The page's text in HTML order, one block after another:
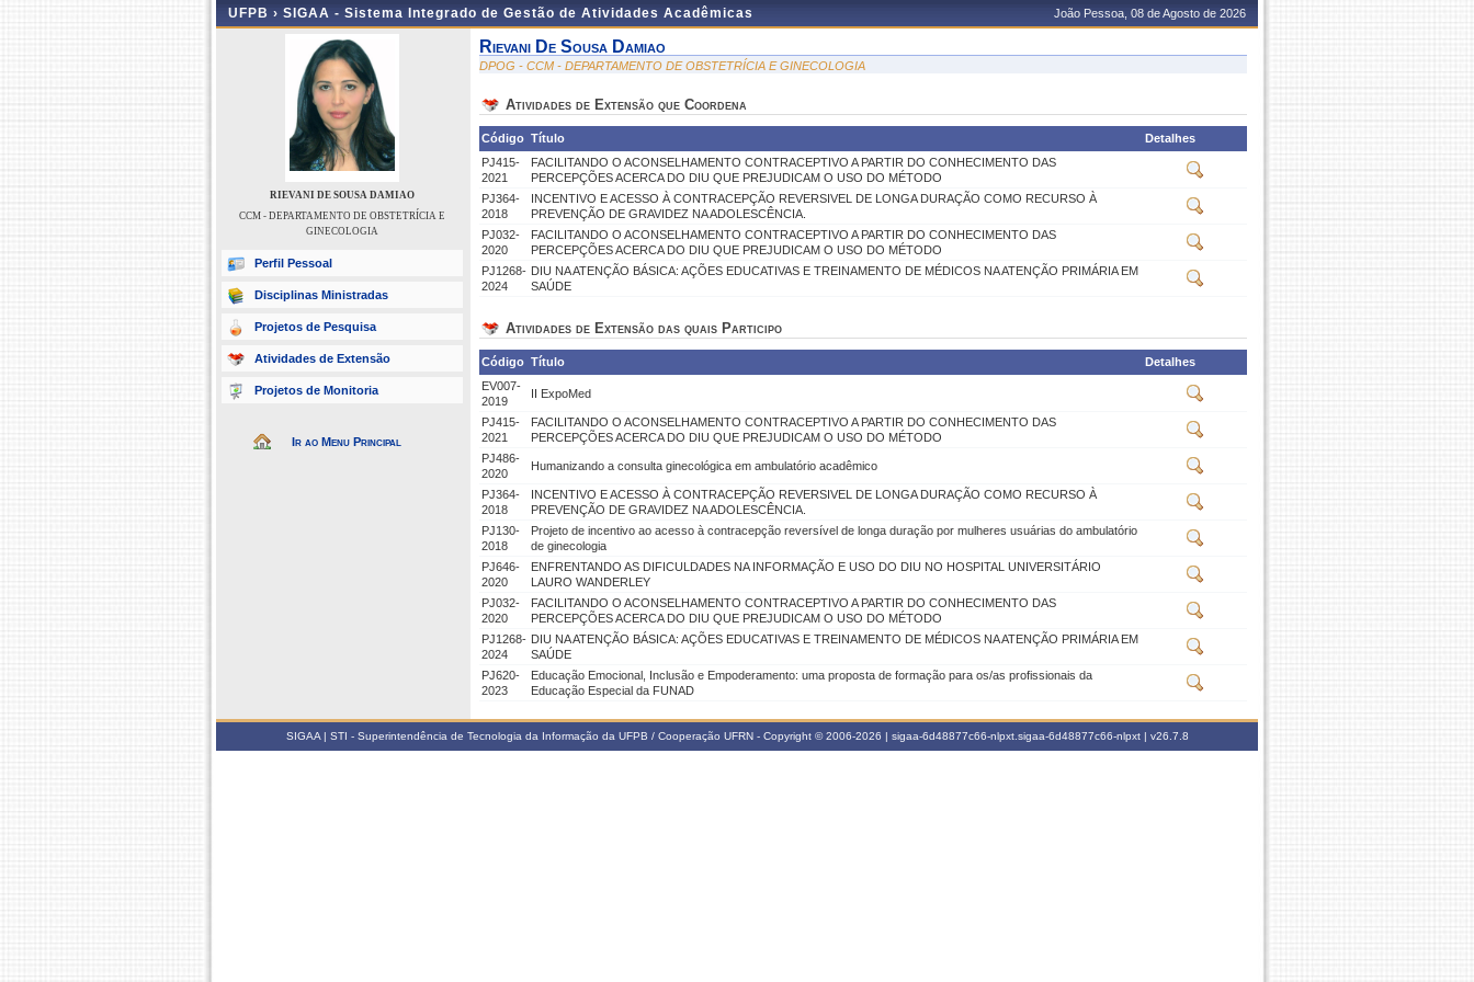
UFPB › SIGAA - Sistema Integrado de Gestão de Atividades Acadêmicas João Pessoa, 08 de Agosto de 2026
RIEVANI DE SOUSA DAMIAO
CCM - DEPARTAMENTO DE OBSTETRÍCIA E
GINECOLOGIA
Perfil Pessoal
Disciplinas Ministradas
Projetos de Pesquisa
Atividades de Extensão
Projetos de Monitoria
Ir ao Menu Principal
Rievani De Sousa Damiao
DPOG - CCM - DEPARTAMENTO DE OBSTETRÍCIA E GINECOLOGIA
Atividades de Extensão que Coordena
Código Título
Detalhes
PJ415-
2021
FACILITANDO O ACONSELHAMENTO CONTRACEPTIVO A PARTIR DO CONHECIMENTO DAS
PERCEPÇÕES ACERCA DO DIU QUE PREJUDICAM O USO DO MÉTODO
PJ364-
2018
INCENTIVO E ACESSO À CONTRACEPÇÃO REVERSIVEL DE LONGA DURAÇÃO COMO RECURSO À
PREVENÇÃO DE GRAVIDEZ NA ADOLESCÊNCIA.
PJ032-
2020
FACILITANDO O ACONSELHAMENTO CONTRACEPTIVO A PARTIR DO CONHECIMENTO DAS
PERCEPÇÕES ACERCA DO DIU QUE PREJUDICAM O USO DO MÉTODO
PJ1268-
2024
DIU NA ATENÇÃO BÁSICA: AÇÕES EDUCATIVAS E TREINAMENTO DE MÉDICOS NA ATENÇÃO PRIMÁRIA EM
SAÚDE
Atividades de Extensão das quais Participo
Código Título
Detalhes
EV007-
2019
II ExpoMed
PJ415-
2021
FACILITANDO O ACONSELHAMENTO CONTRACEPTIVO A PARTIR DO CONHECIMENTO DAS
PERCEPÇÕES ACERCA DO DIU QUE PREJUDICAM O USO DO MÉTODO
PJ486-
2020
Humanizando a consulta ginecológica em ambulatório acadêmico
PJ364-
2018
INCENTIVO E ACESSO À CONTRACEPÇÃO REVERSIVEL DE LONGA DURAÇÃO COMO RECURSO À
PREVENÇÃO DE GRAVIDEZ NA ADOLESCÊNCIA.
PJ130-
2018
Projeto de incentivo ao acesso à contracepção reversível de longa duração por mulheres usuárias do ambulatório
de ginecologia
PJ646-
2020
ENFRENTANDO AS DIFICULDADES NA INFORMAÇÃO E USO DO DIU NO HOSPITAL UNIVERSITÁRIO
LAURO WANDERLEY
PJ032-
2020
FACILITANDO O ACONSELHAMENTO CONTRACEPTIVO A PARTIR DO CONHECIMENTO DAS
PERCEPÇÕES ACERCA DO DIU QUE PREJUDICAM O USO DO MÉTODO
PJ1268-
2024
DIU NA ATENÇÃO BÁSICA: AÇÕES EDUCATIVAS E TREINAMENTO DE MÉDICOS NA ATENÇÃO PRIMÁRIA EM
SAÚDE
PJ620-
2023
Educação Emocional, Inclusão e Empoderamento: uma proposta de formação para os/as profissionais da
Educação Especial da FUNAD
SIGAA | STI - Superintendência de Tecnologia da Informação da UFPB / Cooperação UFRN - Copyright © 2006-2026 | sigaa-6d48877c66-nlpxt.sigaa-6d48877c66-nlpxt | v26.7.8